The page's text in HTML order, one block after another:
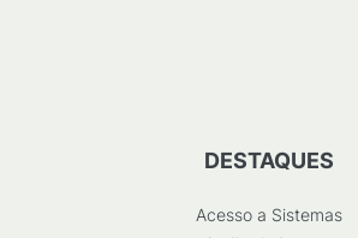
DESTAQUES
Acesso a Sistemas